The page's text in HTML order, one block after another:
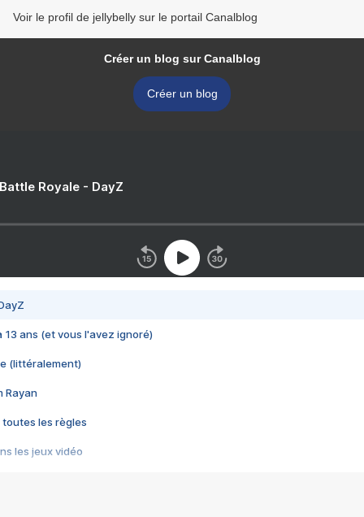
Voir le profil de jellybelly sur le portail Canalblog
Créer un blog sur Canalblog
Créer un blog
Royale - DayZ
13 ans (et vous l'avez ignoré)
(littéralement)
Rayan
toutes les règles
les jeux vidéo